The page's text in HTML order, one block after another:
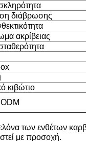
διάβρωσης
ακρίβειας
κιβώτιο
των ενθέτων
με προσοχή.